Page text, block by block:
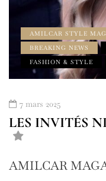
AMILCAR STYLE
BREAKING NEWS
FASHION & STYLE
7 mars 2025
LES INVITÉS
AMILCAR